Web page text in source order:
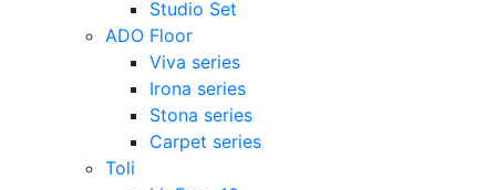
Studio Set
ADO Floor
Viva series
Irona series
Stona series
Carpet series
Toli